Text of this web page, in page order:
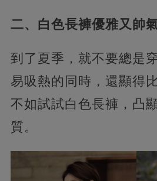
二、白色長褲優雅又帥
到了夏季，就不要總是
易吸熱的同時，還顯得
不如試試白色長褲，凸
質。